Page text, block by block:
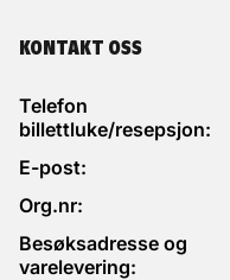
KONTAKT OSS
Telefon
billettluke/resepsjon:
E-post:
Org.nr:
Besøksadresse og
varelevering: